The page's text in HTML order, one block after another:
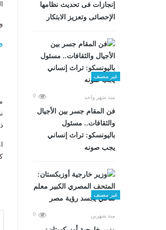
إنجازات فى تحديث نظامها
الإحصائى وتعزيز الابتكار
غير مصنف
منذ شهر واحد 0
فن المقام جسر بين الأجيال
والثقافات.. مسئول
باليونسكو: تراث إنساني
يجب صونه
غير مصنف
منذ شهرين 0